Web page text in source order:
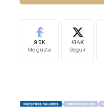
9.5K
Me gusta
41.4K
Seguir